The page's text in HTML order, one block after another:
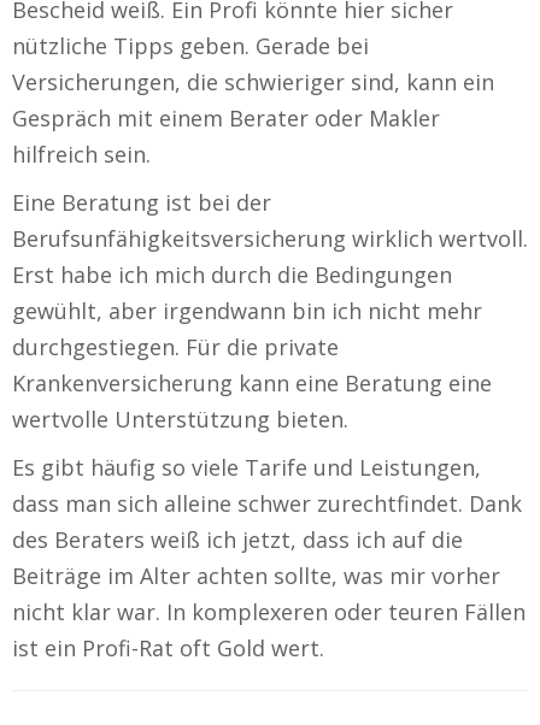
Bescheid weiß. Ein Profi könnte hier sicher
nützliche Tipps geben. Gerade bei
Versicherungen, die schwieriger sind, kann ein
Gespräch mit einem Berater oder Makler
hilfreich sein.
Eine Beratung ist bei der
Berufsunfähigkeitsversicherung wirklich wertvoll.
Erst habe ich mich durch die Bedingungen
gewühlt, aber irgendwann bin ich nicht mehr
durchgestiegen. Für die private
Krankenversicherung kann eine Beratung eine
wertvolle Unterstützung bieten.
Es gibt häufig so viele Tarife und Leistungen,
dass man sich alleine schwer zurechtfindet. Dank
des Beraters weiß ich jetzt, dass ich auf die
Beiträge im Alter achten sollte, was mir vorher
nicht klar war. In komplexeren oder teuren Fällen
ist ein Profi-Rat oft Gold wert.